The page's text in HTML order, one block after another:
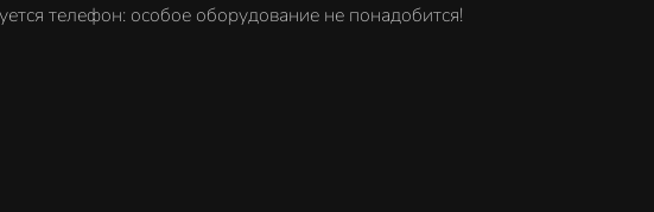
телефон: особое оборудование не понадобится!